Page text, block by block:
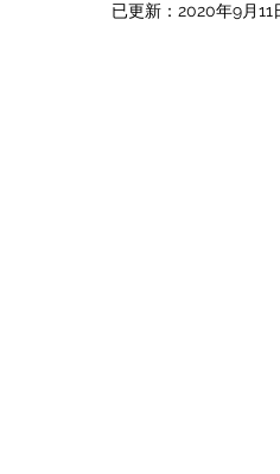
已更新： 2020年9月11